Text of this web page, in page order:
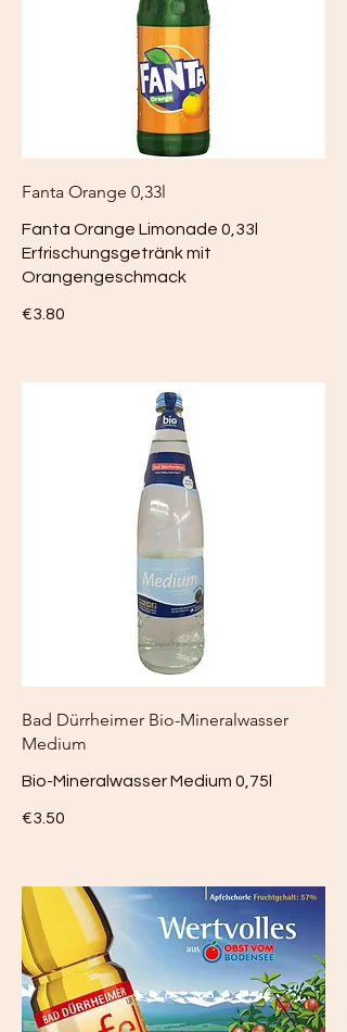
Fanta Orange 0,33l
Fanta Orange Limonade 0,33l
Erfrischungsgetränk mit
Orangengeschmack
€3.80
Bad Dürrheimer Bio-Mineralwasser
Medium
Bio-Mineralwasser Medium 0,75l
€3.50